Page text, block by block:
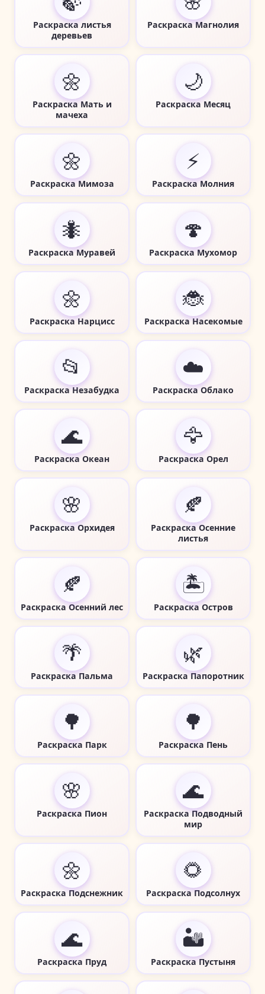
Раскраска листья
деревьев
Раскраска Магнолия
🌼
Раскраска Мать и
мачеха
🌙
Раскраска Месяц
🌼
Раскраска Мимоза
⚡
Раскраска Молния
🐜
Раскраска Муравей
🍄
Раскраска Мухомор
🌼
Раскраска Нарцисс
🐞
Раскраска Насекомые
📂
Раскраска Незабудка
☁️
Раскраска Облако
🌊
Раскраска Океан
🦅
Раскраска Орел
🌸
Раскраска Орхидея
🍂
Раскраска Осенние
листья
🍂
Раскраска Осенний лес
🏝️
Раскраска Остров
🌴
Раскраска Пальма
🌿
Раскраска Папоротник
🌳
Раскраска Парк
🌳
Раскраска Пень
🌸
Раскраска Пион
🌊
Раскраска Подводный
мир
🌼
Раскраска Подснежник
🌻
Раскраска Подсолнух
🌊
Раскраска Пруд
🏜️
Раскраска Пустыня